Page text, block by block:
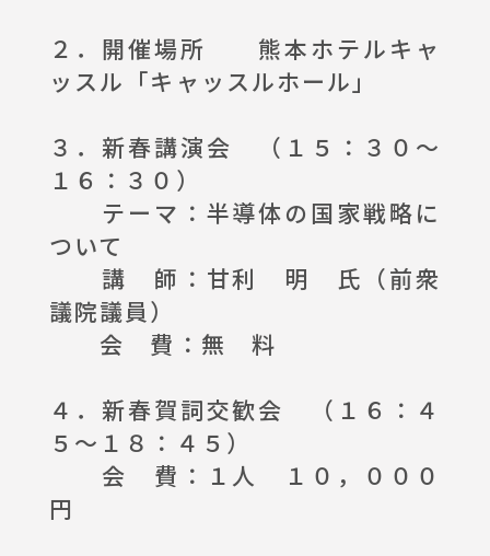
２．開催場所 熊本ホテルキャ
ッスル「キャッスルホール」
３．新春講演会 （１５：３０～
１６：３０）
テーマ：半導体の国家戦略に
ついて
講 師：甘利 明 氏（前衆
議院議員）
会 費：無 料
４．新春賀詞交歓会 （１６：４
５～１８：４５）
会 費：１人 １０，０００
円